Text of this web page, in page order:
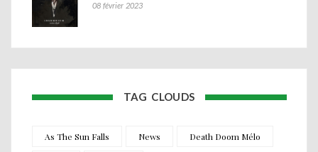
08 février 2023
TAG CLOUDS
As The Sun Falls News Death Doom Mélo